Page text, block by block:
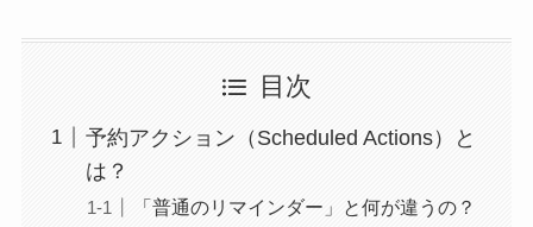
目次
予約アクション（Scheduled Actions）と
は？
「普通のリマインダー」と何が違うの？